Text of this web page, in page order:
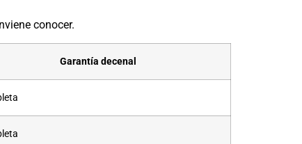
conocer.
Garantía decenal